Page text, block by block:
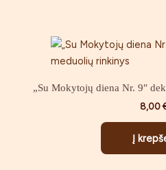
„Su Mokytojų diena Nr. 9″
8,00
Į